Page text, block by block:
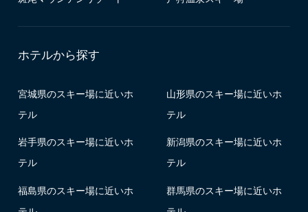
ホテルから探す
宮城県のスキー場に近いホ
テル
山形県のスキー場に近いホ
テル
岩手県のスキー場に近いホ
テル
新潟県のスキー場に近いホ
テル
福島県のスキー場に近いホ
群馬県のスキー場に近いホ